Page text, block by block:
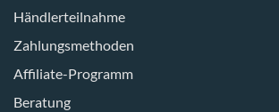
Händlerteilnahme
Zahlungsmethoden
Affiliate-Programm
Beratung